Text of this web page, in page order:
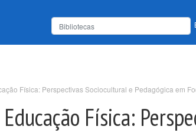
Física: Perspectivas Sociocultural e Pedagógica em
Física: